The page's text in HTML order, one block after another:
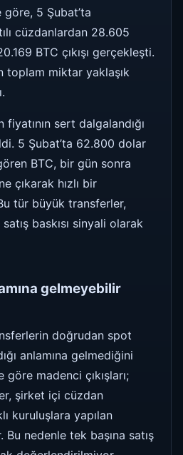
5 Şubat’ta
cüzdanlardan 28.605
BTC çıkışı gerçekleşti.
toplam miktar yaklaşık
sert dalgalandığı
5 Şubat’ta 62.800 dolar
BTC, bir gün sonra
çıkarak hızlı bir
tür büyük transferler,
baskısı sinyali olarak
gelmeyebilir
doğrudan spot
anlamına gelmediğini
madenci çıkışları;
şirket içi cüzdan
kuruluşlara yapılan
Bu nedenle tek başına satış